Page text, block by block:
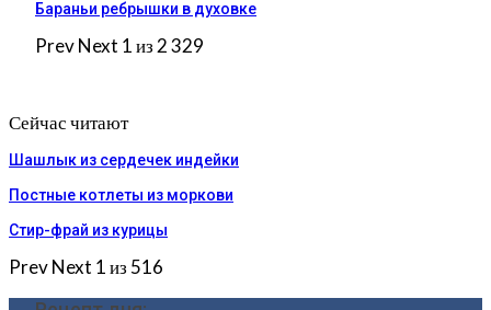
Бараньи ребрышки в духовке
PrevNext 1 из 2 329
Сейчас читают
Шашлык из сердечек индейки
Постные котлеты из моркови
Стир-фрай из курицы
PrevNext 1 из 516